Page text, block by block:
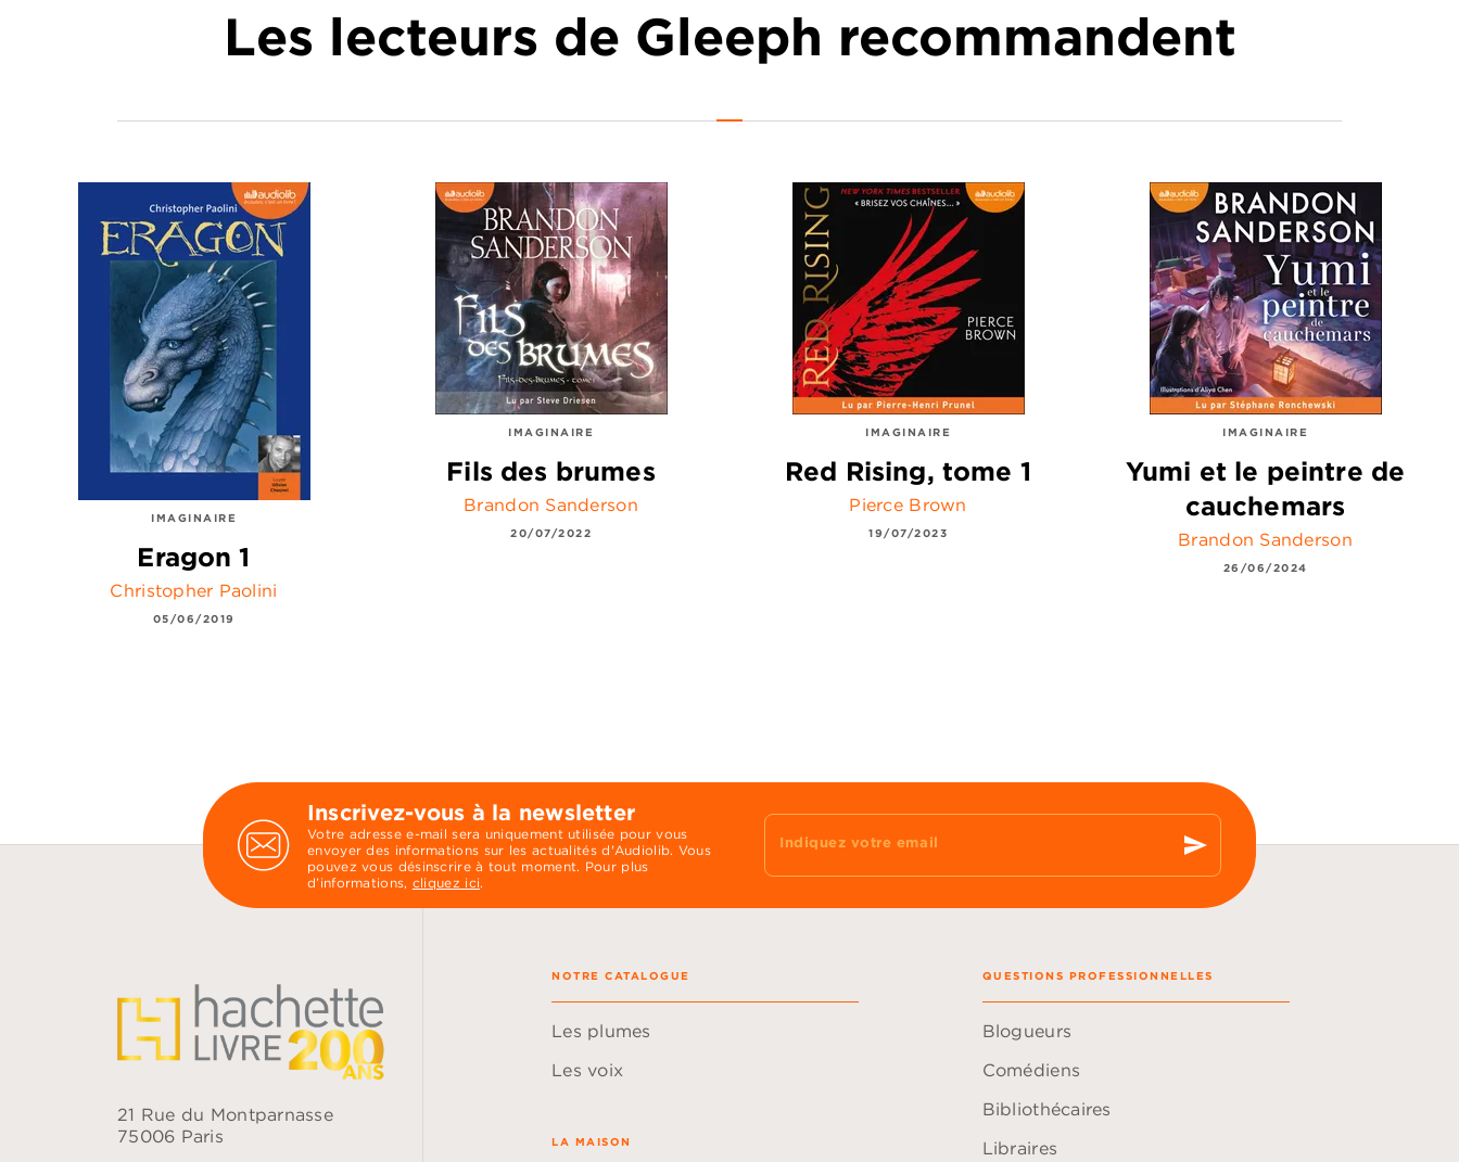
Les lecteurs de Gleeph recommandent
IMAGINAIRE
Eragon 1
Christopher Paolini
05/06/2019
IMAGINAIRE
Fils des brumes
Brandon Sanderson
20/07/2022
IMAGINAIRE
Red Rising, tome 1
Pierce Brown
19/07/2023
IMAGINAIRE
Yumi et le peintre de
cauchemars
Brandon Sanderson
26/06/2024
Inscrivez-vous à la newsletter
Votre adresse e-mail sera uniquement utilisée pour vous
envoyer des informations sur les actualités d'Audiolib. Vous
pouvez vous désinscrire à tout moment. Pour plus
d’informations, cliquez ici.
Indiquez votre email send
21 Rue du Montparnasse
75006 Paris
NOTRE CATALOGUE
Les plumes
Les voix
LA MAISON
QUESTIONS PROFESSIONNELLES
Blogueurs
Comédiens
Bibliothécaires
Libraires